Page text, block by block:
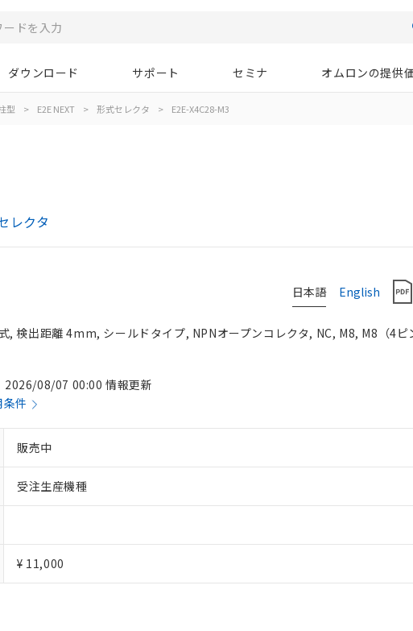
ダウンロード サポート セミナ オムロンの提供
型 > E2E NEXT > 形式セレクタ > E2E-X4C28-M3
レクタ
日本語 English
, 検出距離 4mm, シールドタイプ, NPNオープンコレクタ, NC, M8, M8（4ピ
2026/08/07 00:00 情報更新
件
販売中
受注生産機種
¥ 11,000